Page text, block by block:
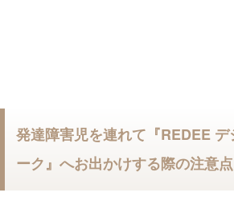
発達障害児を連れて『REDEE
ーク』へお出かけする際の注意